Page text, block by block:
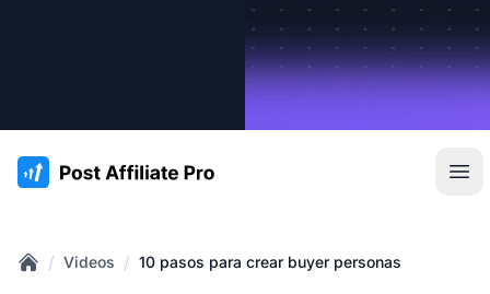
:site.title
/ Videos / 10 pasos para crear buyer personas